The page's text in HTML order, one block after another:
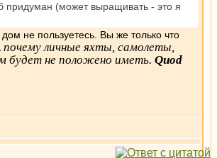
придуман (может выращивать - это я
не пользуетесь. Вы же только что
почему личные яхты, самолеты,
будет не положено иметь. Quod